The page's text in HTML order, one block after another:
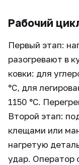
Рабочий
Первый этап:
разогревают в
ковки: для
°C, для
1150 °C.
Второй этап:
клещами или
нагретую
удар. Оператор